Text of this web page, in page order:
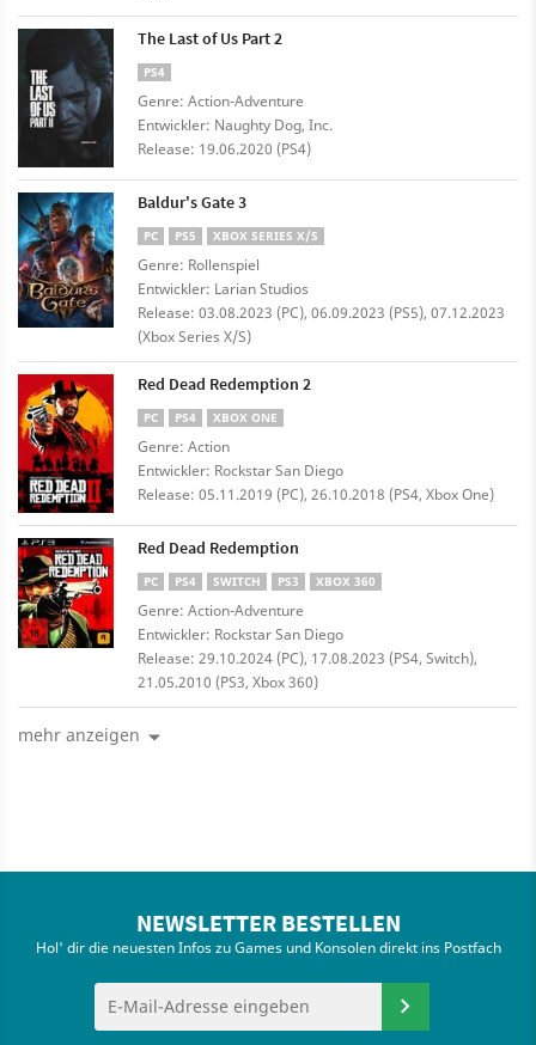
The Last of Us Part 2
PS4
Genre: Action-Adventure
Entwickler: Naughty Dog, Inc.
Release: 19.06.2020 (PS4)
Baldur's Gate 3
PC PS5 XBOX SERIES X/S
Genre: Rollenspiel
Entwickler: Larian Studios
Release: 03.08.2023 (PC), 06.09.2023 (PS5), 07.12.2023
(Xbox Series X/S)
Red Dead Redemption 2
PC PS4 XBOX ONE
Genre: Action
Entwickler: Rockstar San Diego
Release: 05.11.2019 (PC), 26.10.2018 (PS4, Xbox One)
Red Dead Redemption
PC PS4 SWITCH PS3 XBOX 360
Genre: Action-Adventure
Entwickler: Rockstar San Diego
Release: 29.10.2024 (PC), 17.08.2023 (PS4, Switch),
21.05.2010 (PS3, Xbox 360)
mehr anzeigen
NEWSLETTER BESTELLEN
Hol' dir die neuesten Infos zu Games und Konsolen direkt ins Postfach